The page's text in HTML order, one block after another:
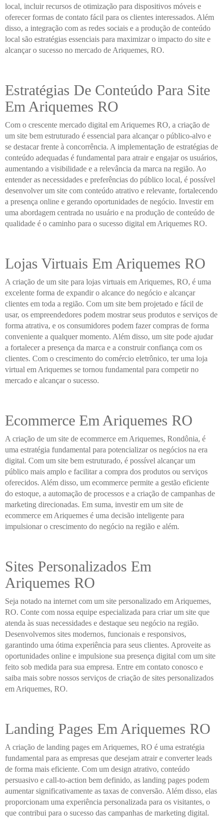
local, incluir recursos de otimização para dispositivos móveis e
oferecer formas de contato fácil para os clientes interessados. Além
disso, a integração com as redes sociais e a produção de conteúdo
local são estratégias essenciais para maximizar o impacto do site e
alcançar o sucesso no mercado de Ariquemes, RO.
Estratégias De Conteúdo Para Site
Em Ariquemes RO
Com o crescente mercado digital em Ariquemes RO, a criação de
um site bem estruturado é essencial para alcançar o público-alvo e
se destacar frente à concorrência. A implementação de estratégias de
conteúdo adequadas é fundamental para atrair e engajar os usuários,
aumentando a visibilidade e a relevância da marca na região. Ao
entender as necessidades e preferências do público local, é possível
desenvolver um site com conteúdo atrativo e relevante, fortalecendo
a presença online e gerando oportunidades de negócio. Investir em
uma abordagem centrada no usuário e na produção de conteúdo de
qualidade é o caminho para o sucesso digital em Ariquemes RO.
Lojas Virtuais Em Ariquemes RO
A criação de um site para lojas virtuais em Ariquemes, RO, é uma
excelente forma de expandir o alcance do negócio e alcançar
clientes em toda a região. Com um site bem projetado e fácil de
usar, os empreendedores podem mostrar seus produtos e serviços de
forma atrativa, e os consumidores podem fazer compras de forma
conveniente a qualquer momento. Além disso, um site pode ajudar
a fortalecer a presença da marca e a construir confiança com os
clientes. Com o crescimento do comércio eletrônico, ter uma loja
virtual em Ariquemes se tornou fundamental para competir no
mercado e alcançar o sucesso.
Ecommerce Em Ariquemes RO
A criação de um site de ecommerce em Ariquemes, Rondônia, é
uma estratégia fundamental para potencializar os negócios na era
digital. Com um site bem estruturado, é possível alcançar um
público mais amplo e facilitar a compra dos produtos ou serviços
oferecidos. Além disso, um ecommerce permite a gestão eficiente
do estoque, a automação de processos e a criação de campanhas de
marketing direcionadas. Em suma, investir em um site de
ecommerce em Ariquemes é uma decisão inteligente para
impulsionar o crescimento do negócio na região e além.
Sites Personalizados Em
Ariquemes RO
Seja notado na internet com um site personalizado em Ariquemes,
RO. Conte com nossa equipe especializada para criar um site que
atenda às suas necessidades e destaque seu negócio na região.
Desenvolvemos sites modernos, funcionais e responsivos,
garantindo uma ótima experiência para seus clientes. Aproveite as
oportunidades online e impulsione sua presença digital com um site
feito sob medida para sua empresa. Entre em contato conosco e
saiba mais sobre nossos serviços de criação de sites personalizados
em Ariquemes, RO.
Landing Pages Em Ariquemes RO
A criação de landing pages em Ariquemes, RO é uma estratégia
fundamental para as empresas que desejam atrair e converter leads
de forma mais eficiente. Com um design atrativo, conteúdo
persuasivo e call-to-action bem definido, as landing pages podem
aumentar significativamente as taxas de conversão. Além disso, elas
proporcionam uma experiência personalizada para os visitantes, o
que contribui para o sucesso das campanhas de marketing digital.